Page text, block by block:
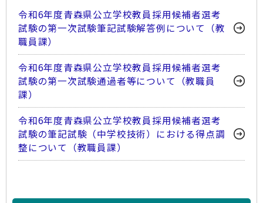
令和6年度青森県公立学校教員採用候補者選考
試験の第一次試験筆記試験解答例について（教
職員課）
令和6年度青森県公立学校教員採用候補者選考
試験の第一次試験通過者等について（教職員
課）
令和6年度青森県公立学校教員採用候補者選考
試験の筆記試験（中学校技術）における得点調
整について（教職員課）